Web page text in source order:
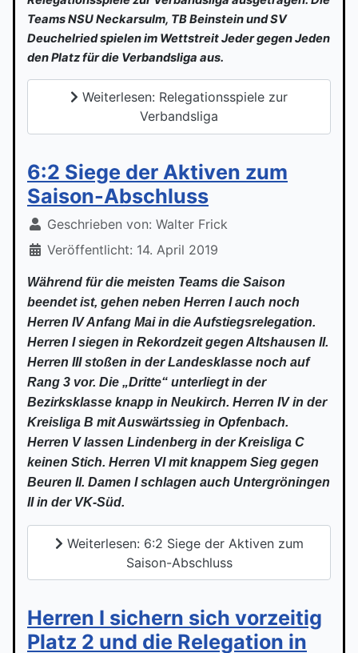
Teams NSU Neckarsulm, TB Beinstein und SV
Deuchelried spielen im Wettstreit Jeder gegen Jeden
den Platz für die Verbandsliga aus.
Weiterlesen: Relegationsspiele zur
Verbandsliga
6:2 Siege der Aktiven zum
Saison-Abschluss
Geschrieben von: Walter Frick
Veröffentlicht: 14. April 2019
Während für die meisten Teams die Saison
beendet ist, gehen neben Herren I auch noch
Herren IV Anfang Mai in die Aufstiegsrelegation.
Herren I siegen in Rekordzeit gegen Altshausen II.
Herren III stoßen in der Landesklasse noch auf
Rang 3 vor. Die „Dritte“ unterliegt in der
Bezirksklasse knapp in Neukirch. Herren IV in der
Kreisliga B mit Auswärtssieg in Opfenbach.
Herren V lassen Lindenberg in der Kreisliga C
keinen Stich. Herren VI mit knappem Sieg gegen
Beuren II. Damen I schlagen auch Untergröningen
II in der VK-Süd.
Weiterlesen: 6:2 Siege der Aktiven zum
Saison-Abschluss
Herren I sichern sich vorzeitig
Platz 2 und die Relegation in